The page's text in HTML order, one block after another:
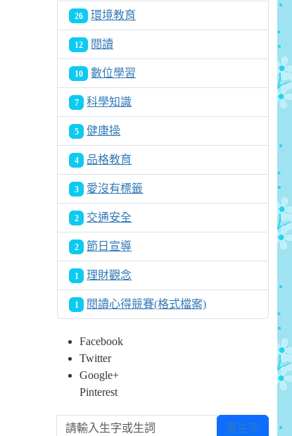
26 環境教育
12 閱讀
10 數位學習
7 科學知識
5 健康操
4 品格教育
3 愛沒有標籤
2 交通安全
2 節日宣導
1 理財觀念
1 閱讀心得競賽(格式檔案)
Facebook
Twitter
Google+
Pinterest
請輸入生字或生詞 查生字